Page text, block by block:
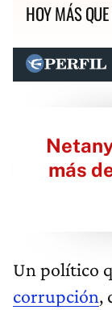
HOY MÁS
más
Un político
corrupción,